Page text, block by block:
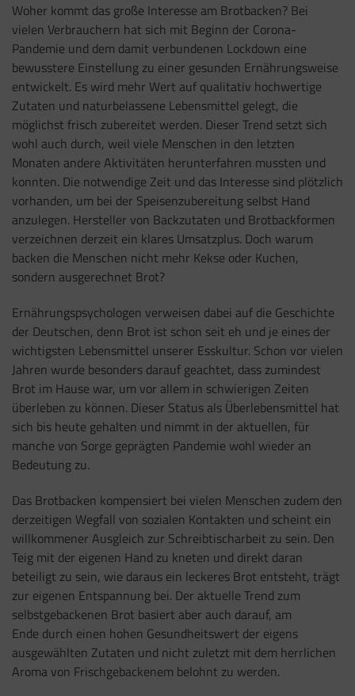
Woher kommt das große Interesse am Brotbacken? Bei
vielen Verbrauchern hat sich mit Beginn der Corona-
Pandemie und dem damit verbundenen Lockdown eine
bewusstere Einstellung zu einer gesunden Ernährungsweise
entwickelt. Es wird mehr Wert auf qualitativ hochwertige
Zutaten und naturbelassene Lebensmittel gelegt, die
möglichst frisch zubereitet werden. Dieser Trend setzt sich
wohl auch durch, weil viele Menschen in den letzten
Monaten andere Aktivitäten herunterfahren mussten und
konnten. Die notwendige Zeit und das Interesse sind plötzlich
vorhanden, um bei der Speisenzubereitung selbst Hand
anzulegen. Hersteller von Backzutaten und Brotbackformen
verzeichnen derzeit ein klares Umsatzplus. Doch warum
backen die Menschen nicht mehr Kekse oder Kuchen,
sondern ausgerechnet Brot?
Ernährungspsychologen verweisen dabei auf die Geschichte
der Deutschen, denn Brot ist schon seit eh und je eines der
wichtigsten Lebensmittel unserer Esskultur. Schon vor vielen
Jahren wurde besonders darauf geachtet, dass zumindest
Brot im Hause war, um vor allem in schwierigen Zeiten
überleben zu können. Dieser Status als Überlebensmittel hat
sich bis heute gehalten und nimmt in der aktuellen, für
manche von Sorge geprägten Pandemie wohl wieder an
Bedeutung zu.
Das Brotbacken kompensiert bei vielen Menschen zudem den
derzeitigen Wegfall von sozialen Kontakten und scheint ein
willkommener Ausgleich zur Schreibtischarbeit zu sein. Den
Teig mit der eigenen Hand zu kneten und direkt daran
beteiligt zu sein, wie daraus ein leckeres Brot entsteht, trägt
zur eigenen Entspannung bei. Der aktuelle Trend zum
selbstgebackenen Brot basiert aber auch darauf, am
Ende durch einen hohen Gesundheitswert der eigens
ausgewählten Zutaten und nicht zuletzt mit dem herrlichen
Aroma von Frischgebackenem belohnt zu werden.